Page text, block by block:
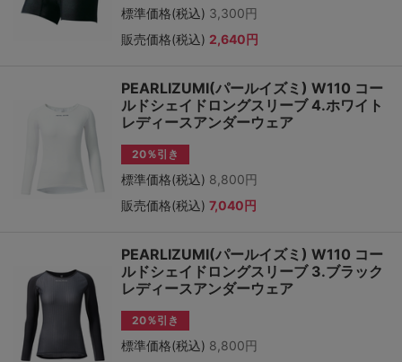
標準価格(税込) 3,300円
販売価格(税込) 2,640円
PEARLIZUMI(パールイズミ) W110 コー
ルドシェイドロングスリーブ 4.ホワイト
レディースアンダーウェア
20％引き
標準価格(税込) 8,800円
販売価格(税込) 7,040円
PEARLIZUMI(パールイズミ) W110 コー
ルドシェイドロングスリーブ 3.ブラック
レディースアンダーウェア
20％引き
標準価格(税込) 8,800円